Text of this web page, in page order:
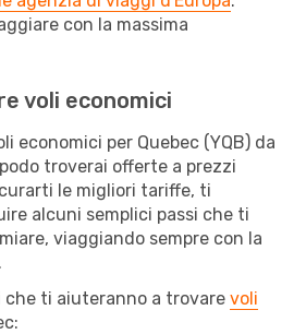
con la massima
voli economici
economici per Quebec (YQB) da
troverai offerte a prezzi
le migliori tariffe, ti
alcuni semplici passi che ti
viaggiando sempre con la
che ti aiuteranno a trovare voli